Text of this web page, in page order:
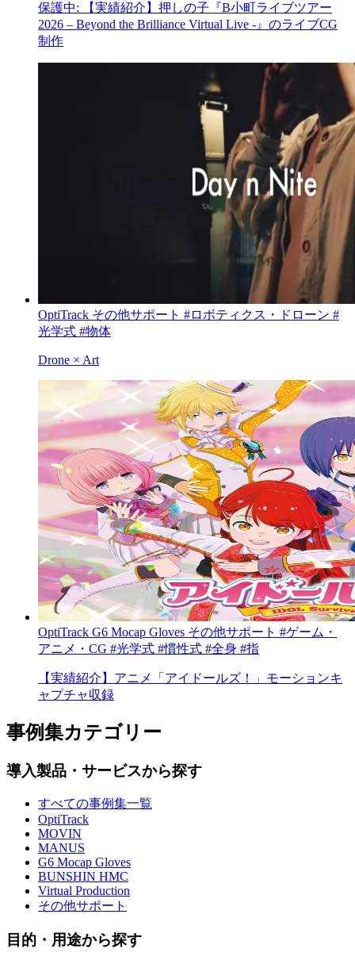
保護中: 【実績紹介】押しの子『B小町ライブツアー
2026 – Beyond the Brilliance Virtual Live -』のライブCG
制作
OptiTrack その他サポート #ロボティクス・ドローン #
光学式 #物体
Drone × Art
OptiTrack G6 Mocap Gloves その他サポート #ゲーム・
アニメ・CG #光学式 #慣性式 #全身 #指
【実績紹介】アニメ「アイドールズ！」モーションキ
ャプチャ収録
事例集カテゴリー
導入製品・サービスから探す
すべての事例集一覧
OptiTrack
MOVIN
MANUS
G6 Mocap Gloves
BUNSHIN HMC
Virtual Production
その他サポート
目的・用途から探す